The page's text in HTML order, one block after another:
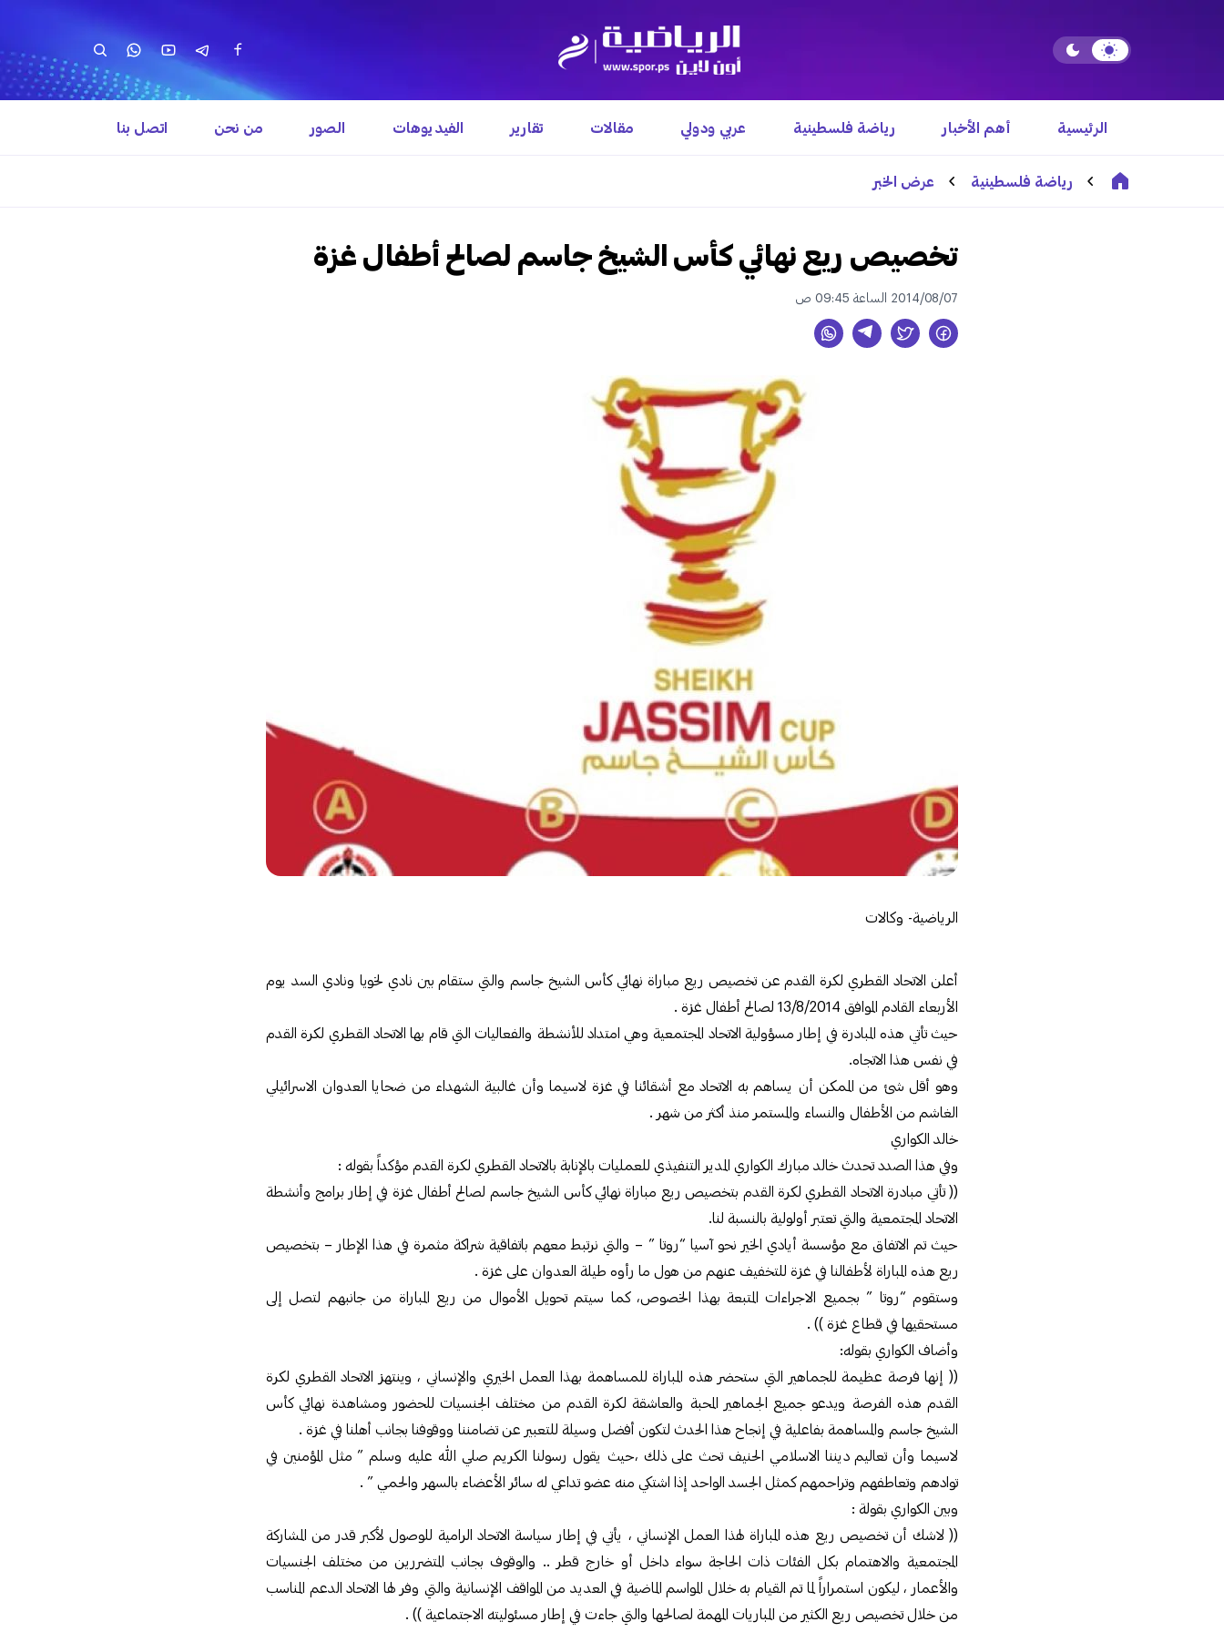
الرئيسية أهم الأخبار رياضة فلسطينية عربي ودولي مقالات تقارير الفيديوهات الصور من نحن اتصل بنا
رياضة فلسطينية عرض الخبر
تخصيص ريع نهائي كأس الشيخ جاسم لصالح أطفال غزة
2014/08/07 الساعة 09:45 ص
الرياضية- وكالات
أعلن الاتحاد القطري لكرة القدم عن تخصيص ريع مباراة نهائي كأس الشيخ جاسم والتي ستقام بين نادي لخويا ونادي السد يوم
الأربعاء القادم الموافق 13/8/2014 لصالح أطفال غزة .
حيث تأتي هذه المبادرة في إطار مسؤولية الاتحاد المجتمعية ‏وهي امتداد للأنشطة والفعاليات التي قام بها الاتحاد القطري لكرة القدم
في نفس هذا الاتجاه.
وهو أقل شئ من الممكن أن يساهم به الاتحاد مع أشقائنا في غزة لاسيما وأن غالبية الشهداء من ضحايا العدوان الاسرائيلي
الغاشم من الأطفال والنساء والمستمر منذ أكثر من شهر .
خالد الكواري
وفي هذا الصدد تحدث خالد مبارك الكواري المدير التنفيذي للعمليات بالإنابة بالاتحاد القطري لكرة القدم مؤكداً بقوله :
(( تأتي مبادرة الاتحاد القطري لكرة القدم بتخصيص ريع مباراة نهائي كأس الشيخ جاسم لصالح أطفال غزة في إطار برامج وأنشطة
الاتحاد المجتمعية والتي تعتبر أولولية بالنسبة لنا.
حيث تم الاتفاق مع مؤسسة أيادي الخير نحو آسيا “روتا ” – والتي نرتبط معهم باتفاقية شراكة مثمرة في هذا الإطار – بتخصيص
ريع هذه المباراة لأطفالنا في غزة للتخفيف عنهم من هول ما رأوه طيلة العدوان على غزة .
وستقوم “روتا ” بجميع الاجراءات المتبعة بهذا الخصوص، كما سيتم تحويل الأموال من ريع المباراة من جانبهم لتصل إلى
مستحقيها في قطاع غزة )) .
وأضاف الكواري بقوله:
(( إنها فرصة عظيمة للجماهير التي ستحضر هذه المباراة للمساهمة بهذا العمل الخيري والإنساني ، وينتهز الاتحاد القطري لكرة
القدم هذه الفرصة ويدعو جميع الجماهير المحبة والعاشقة لكرة القدم من مختلف الجنسيات للحضور ومشاهدة نهائي كأس
الشيخ جاسم والمساهمة بفاعلية في إنجاح هذا الحدث لتكون أفضل وسيلة للتعبير عن تضامننا ووقوفنا بجانب أهلنا في غزة .
لاسيما وأن تعاليم ديننا الاسلامي الحنيف تحث على ذلك ،حيث يقول رسولنا الكريم صلي الله عليه وسلم ” مثل المؤمنين في
توادهم وتعاطفهم وتراحمهم كمثل الجسد الواحد إذا اشتكي منه عضو تداعي له سائر الأعضاء بالسهر والحمي ” .
وبين الكواري بقولة :
(( لاشك أن تخصيص ريع هذه المباراة لهذا العمل الإنساني ، يأتي في إطار سياسة الاتحاد الرامية للوصول لأكبر قدر من المشاركة
المجتمعية والاهتمام بكل الفئات ذات الحاجة سواء داخل أو خارج قطر .. والوقوف بجانب المتضررين من مختلف الجنسيات
والأعمار ، ليكون استمراراً لما تم القيام به خلال المواسم الماضية في العديد من المواقف الإنسانية والتي وفر لها الاتحاد الدعم المناسب
من خلال تخصيص ريع الكثير من المباريات المهمة لصالحها والتي جاءت في إطار مسئوليته الاجتماعية )) .